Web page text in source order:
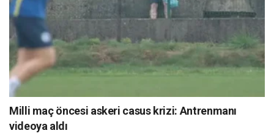
Milli maç öncesi askeri casus krizi: Antrenmanı
videoya aldı